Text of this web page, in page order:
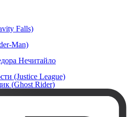
Falls)
Man)
Нечитайло
(Justice League)
(Ghost Rider)